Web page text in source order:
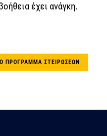
έχει ανάγκη.
ΠΡΟΓΡΑΜΜΑ ΣΤΕΙΡΩΣΕΩΝ